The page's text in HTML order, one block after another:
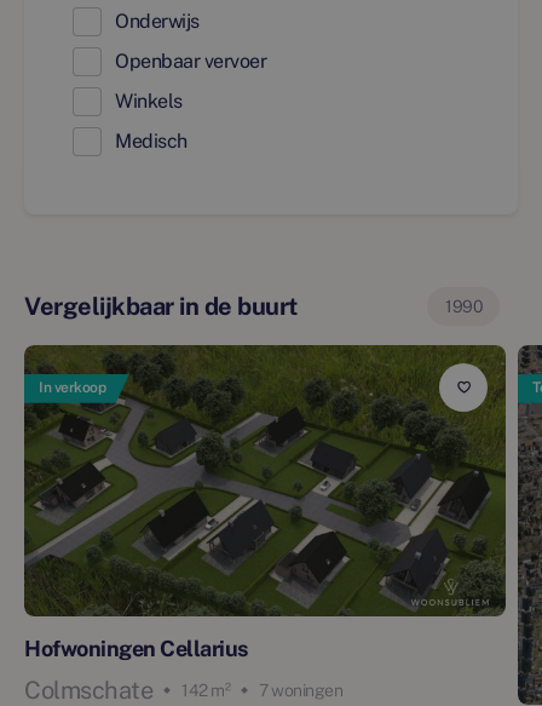
Onderwijs
Openbaar vervoer
Winkels
Medisch
Vergelijkbaar in de buurt 1990
In verkoop
Hofwoningen Cellarius
Colmschate 142 m² 7 woningen